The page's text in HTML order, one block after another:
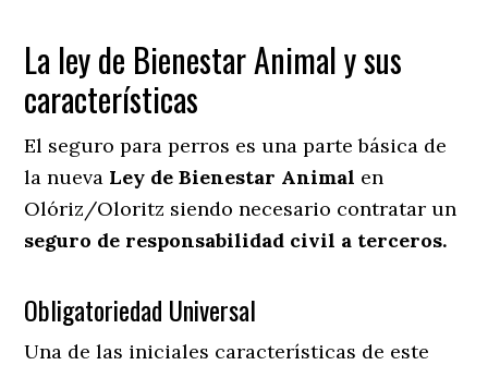
La ley de Bienestar Animal y sus
características
El seguro para perros es una parte básica de
la nueva Ley de Bienestar Animal en
Olóriz/Oloritz siendo necesario contratar un
seguro de responsabilidad civil a terceros.
Obligatoriedad Universal
Una de las iniciales características de este